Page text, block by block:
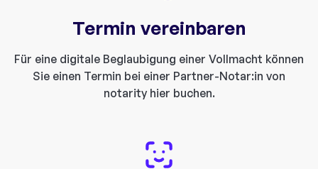
Termin vereinbaren
Für eine digitale Beglaubigung einer Vollmacht können
Sie einen Termin bei einer Partner-Notar:in von
notarity hier buchen.